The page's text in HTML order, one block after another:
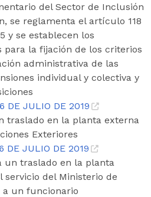
del Sector de Inclusión
se reglamenta el artículo 118
y se establecen los
para la fijación de los criterios
administrativa de las
individual y colectiva y
DE JULIO DE 2019
traslado en la planta externa
Exteriores
DE JULIO DE 2019
un traslado en la planta
servicio del Ministerio de
a un funcionario